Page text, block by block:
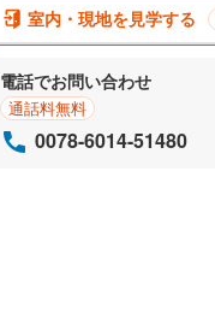
室内・現地を見学する
電話でお問い合わせ
通話料無料
0078-6014-51480